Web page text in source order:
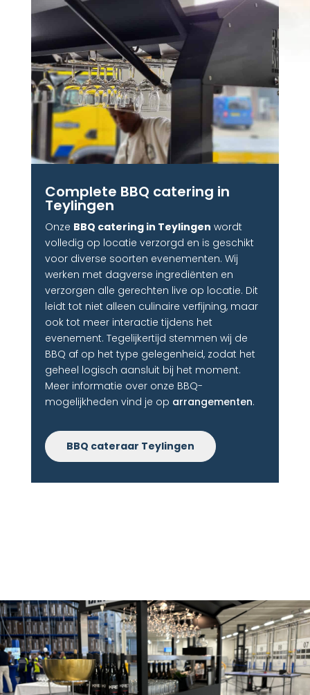
Complete BBQ catering in
Teylingen
Onze BBQ catering in Teylingen wordt
volledig op locatie verzorgd en is geschikt
voor diverse soorten evenementen. Wij
werken met dagverse ingrediënten en
verzorgen alle gerechten live op locatie. Dit
leidt tot niet alleen culinaire verfijning, maar
ook tot meer interactie tijdens het
evenement. Tegelijkertijd stemmen wij de
BBQ af op het type gelegenheid, zodat het
geheel logisch aansluit bij het moment.
Meer informatie over onze BBQ-
mogelijkheden vind je op arrangementen.
BBQ cateraar Teylingen